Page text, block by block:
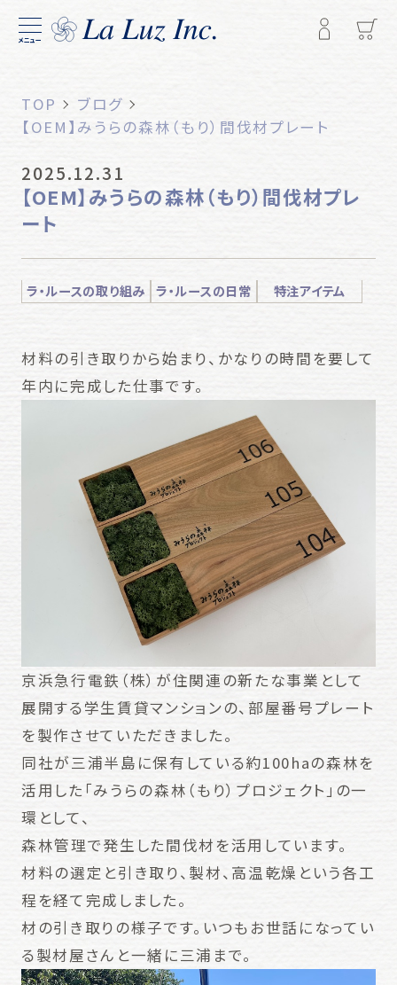
メニュー
TOP
ブログ
【OEM】みうらの森林（もり）間伐材プレート
2025.12.31
【OEM】みうらの森林（もり）間伐材プレ
ート
ラ・ルースの取り組み ラ・ルースの日常 特注アイテム
材料の引き取りから始まり、かなりの時間を要して
年内に完成した仕事です。
京浜急行電鉄（株）が住関連の新たな事業として
展開する学生賃貸マンションの、部屋番号プレート
を製作させていただきました。
同社が三浦半島に保有している約100haの森林を
活用した「みうらの森林（もり）プロジェクト」の一
環として、
森林管理で発生した間伐材を活用しています。
材料の選定と引き取り、製材、高温乾燥という各工
程を経て完成しました。
材の引き取りの様子です。いつもお世話になってい
る製材屋さんと一緒に三浦まで。